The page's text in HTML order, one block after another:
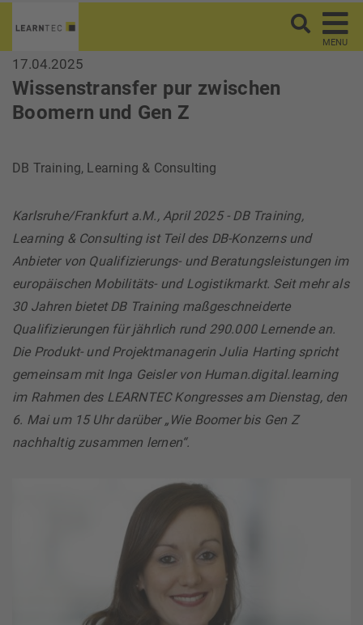
MENU
17.04.2025
Wissenstransfer pur zwischen
Boomern und Gen Z
DB Training, Learning & Consulting
Karlsruhe/Frankfurt a.M., April 2025 - DB Training,
Learning & Consulting ist Teil des DB-Konzerns und
Anbieter von Qualifizierungs- und Beratungsleistungen im
europäischen Mobilitäts- und Logistikmarkt. Seit mehr als
30 Jahren bietet DB Training maßgeschneiderte
Qualifizierungen für jährlich rund 290.000 Lernende an.
Die Produkt- und Projektmanagerin Julia Harting spricht
gemeinsam mit Inga Geisler von Human.digital.learning
im Rahmen des LEARNTEC Kongresses am Dienstag, den
6. Mai um 15 Uhr darüber „Wie Boomer bis Gen Z
nachhaltig zusammen lernen“.